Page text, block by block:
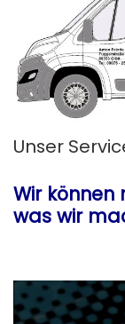
Unser
Wir
was wir
Video-
Player